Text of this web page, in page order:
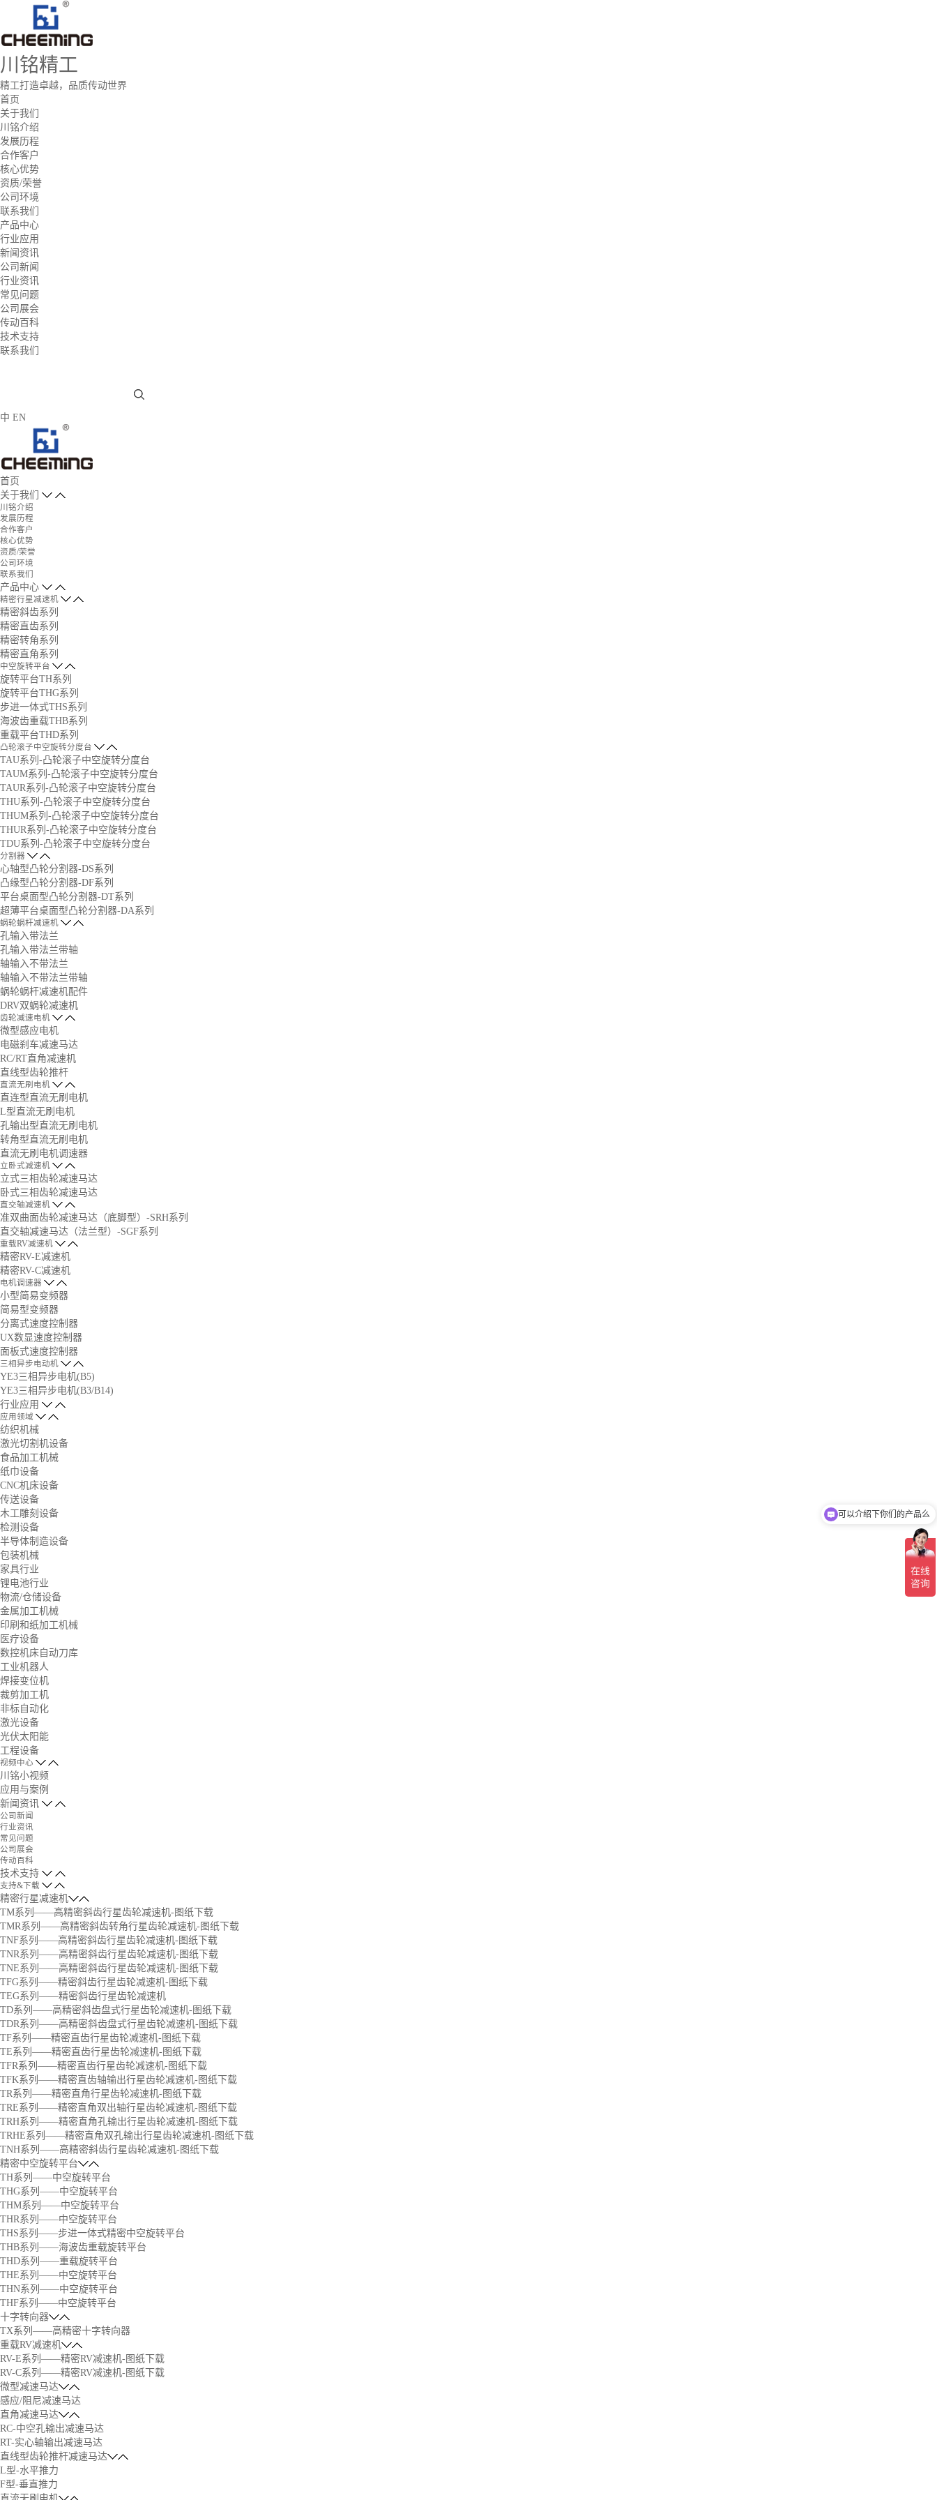
川铭精工
精工打造卓越，品质传动世界
首页
关于我们
川铭介绍
发展历程
合作客户
核心优势
资质/荣誉
公司环境
联系我们
产品中心
行业应用
新闻资讯
公司新闻
行业资讯
常见问题
公司展会
传动百科
技术支持
联系我们
中 EN
首页
关于我们
川铭介绍
发展历程
合作客户
核心优势
资质/荣誉
公司环境
联系我们
产品中心
精密行星减速机
精密斜齿系列
精密直齿系列
精密转角系列
精密直角系列
中空旋转平台
旋转平台TH系列
旋转平台THG系列
步进一体式THS系列
海波齿重载THB系列
重载平台THD系列
凸轮滚子中空旋转分度台
TAU系列-凸轮滚子中空旋转分度台
TAUM系列-凸轮滚子中空旋转分度台
TAUR系列-凸轮滚子中空旋转分度台
THU系列-凸轮滚子中空旋转分度台
THUM系列-凸轮滚子中空旋转分度台
THUR系列-凸轮滚子中空旋转分度台
TDU系列-凸轮滚子中空旋转分度台
分割器
心轴型凸轮分割器-DS系列
凸缘型凸轮分割器-DF系列
平台桌面型凸轮分割器-DT系列
超薄平台桌面型凸轮分割器-DA系列
蜗轮蜗杆减速机
孔输入带法兰
孔输入带法兰带轴
轴输入不带法兰
轴输入不带法兰带轴
蜗轮蜗杆减速机配件
DRV双蜗轮减速机
齿轮减速电机
微型感应电机
电磁刹车减速马达
RC/RT直角减速机
直线型齿轮推杆
直流无刷电机
直连型直流无刷电机
L型直流无刷电机
孔输出型直流无刷电机
转角型直流无刷电机
直流无刷电机调速器
立卧式减速机
立式三相齿轮减速马达
卧式三相齿轮减速马达
直交轴减速机
准双曲面齿轮减速马达（底脚型）-SRH系列
直交轴减速马达（法兰型）-SGF系列
重载RV减速机
精密RV-E减速机
精密RV-C减速机
电机调速器
小型简易变频器
简易型变频器
分离式速度控制器
UX数显速度控制器
面板式速度控制器
三相异步电动机
YE3三相异步电机(B5)
YE3三相异步电机(B3/B14)
行业应用
应用领域
纺织机械
激光切割机设备
食品加工机械
纸巾设备
CNC机床设备
传送设备
木工雕刻设备
检测设备
半导体制造设备
包装机械
家具行业
锂电池行业
物流/仓储设备
金属加工机械
印刷和纸加工机械
医疗设备
数控机床自动刀库
工业机器人
焊接变位机
裁剪加工机
非标自动化
激光设备
光伏太阳能
工程设备
视频中心
川铭小视频
应用与案例
新闻资讯
公司新闻
行业资讯
常见问题
公司展会
传动百科
技术支持
支持&下载
精密行星减速机
TM系列——高精密斜齿行星齿轮减速机-图纸下载
TMR系列——高精密斜齿转角行星齿轮减速机-图纸下载
TNF系列——高精密斜齿行星齿轮减速机-图纸下载
TNR系列——高精密斜齿行星齿轮减速机-图纸下载
TNE系列——高精密斜齿行星齿轮减速机-图纸下载
TFG系列——精密斜齿行星齿轮减速机-图纸下载
TEG系列——精密斜齿行星齿轮减速机
TD系列——高精密斜齿盘式行星齿轮减速机-图纸下载
TDR系列——高精密斜齿盘式行星齿轮减速机-图纸下载
TF系列——精密直齿行星齿轮减速机-图纸下载
TE系列——精密直齿行星齿轮减速机-图纸下载
TFR系列——精密直齿行星齿轮减速机-图纸下载
TFK系列——精密直齿轴输出行星齿轮减速机-图纸下载
TR系列——精密直角行星齿轮减速机-图纸下载
TRE系列——精密直角双出轴行星齿轮减速机-图纸下载
TRH系列——精密直角孔输出行星齿轮减速机-图纸下载
TRHE系列——精密直角双孔输出行星齿轮减速机-图纸下载
TNH系列——高精密斜齿行星齿轮减速机-图纸下载
精密中空旋转平台
TH系列——中空旋转平台
THG系列——中空旋转平台
THM系列——中空旋转平台
THR系列——中空旋转平台
THS系列——步进一体式精密中空旋转平台
THB系列——海波齿重载旋转平台
THD系列——重载旋转平台
THE系列——中空旋转平台
THN系列——中空旋转平台
THF系列——中空旋转平台
十字转向器
TX系列——高精密十字转向器
重载RV减速机
RV-E系列——精密RV减速机-图纸下载
RV-C系列——精密RV减速机-图纸下载
微型减速马达
感应/阻尼减速马达
直角减速马达
RC-中空孔输出减速马达
RT-实心轴输出减速马达
直线型齿轮推杆减速马达
L型-水平推力
F型-垂直推力
可以介绍下你们的产品么